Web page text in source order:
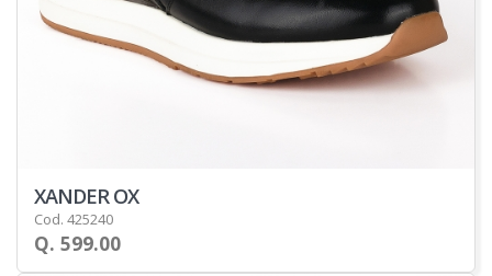
XANDER OX
Cod. 425240
Q. 599.00